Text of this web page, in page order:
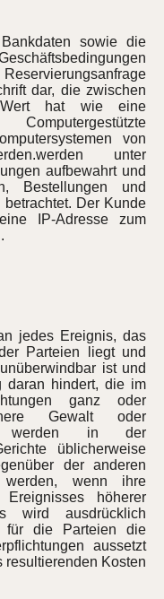
sowie die
dar, die zwischen
hat wie eine
von
unter
aufbewahrt und
Bestellungen und
Der Kunde
IP-Adresse zum
jedes Ereignis, das
Parteien liegt und
ist und
daran hindert, die im
ganz oder
Gewalt oder
werden in der
üblicherweise
der anderen
wenn ihre
höherer
wird ausdrücklich
für die Parteien die
aussetzt
resultierenden Kosten